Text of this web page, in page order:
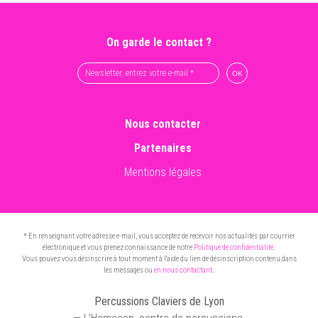
On garde le contact ?
Nous contacter
Partenaires
Mentions légales
* En renseignant votre adresse e-mail, vous acceptez de recevoir nos actualités par courrier
électronique et vous prenez connaissance de notre Politique de confidentialité.
Vous pouvez vous désinscrire à tout moment à l'aide du lien de désinscription contenu dans
les messages ou en nous contactant.
Percussions Claviers de Lyon